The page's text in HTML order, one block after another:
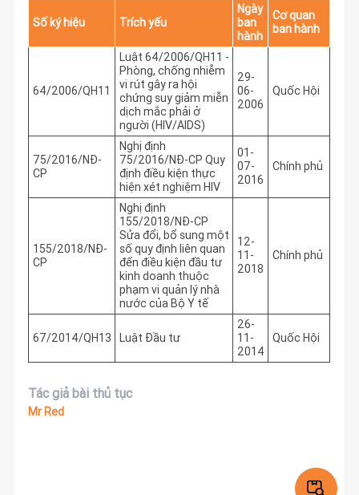
Số ký hiệu Trích yếu
Ngày
ban
hành
Cơ quan
ban hành
64/2006/QH11
Luật 64/2006/QH11 -
Phòng, chống nhiễm
vi rút gây ra hội
chứng suy giảm miễn
dịch mắc phải ở
người (HIV/AIDS)
29-
06-
2006
Quốc Hội
75/2016/NĐ-
CP
Nghị định
75/2016/NĐ-CP Quy
định điều kiện thực
hiện xét nghiệm HIV
01-
07-
2016
Chính phủ
155/2018/NĐ-
CP
Nghị định
155/2018/NĐ-CP
Sửa đổi, bổ sung một
số quy định liên quan
đến điều kiện đầu tư
kinh doanh thuộc
phạm vi quản lý nhà
nước của Bộ Y tế
12-
11-
2018
Chính phủ
67/2014/QH13 Luật Đầu tư
26-
11-
2014
Quốc Hội
Tác giả bài thủ tục
Mr Red